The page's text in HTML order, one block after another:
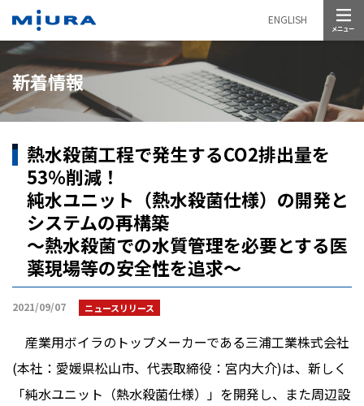
ENGLISH
新着情報
熱水殺菌工程で発生するCO2排出量を
53％削減！
純水ユニット（熱水殺菌仕様）の開発と
システムの再構築
～熱水殺菌での水質管理を必要とする医
薬現場等の安全性を追求～
2021/09/07 ニュースリリース
産業用ボイラのトップメーカーである三浦工業株式会社
(本社：愛媛県松山市、代表取締役：宮内大介)は、新しく
「純水ユニット（熱水殺菌仕様）」を開発し、また周辺設